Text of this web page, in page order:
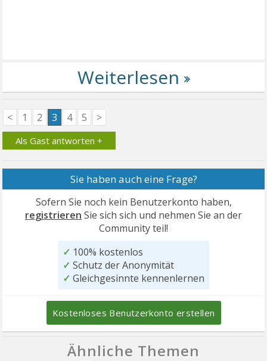
< 1 2 3 4 5 >
Als Gast antworten +
Sie haben auch eine Frage?
Sofern Sie noch kein Benutzerkonto haben,
registrieren Sie sich sich und nehmen Sie an der
Community teil!
✓ 100% kostenlos
✓ Schutz der Anonymität
✓ Gleichgesinnte kennenlernen
Kostenloses Benutzerkonto erstellen
Ähnliche Themen